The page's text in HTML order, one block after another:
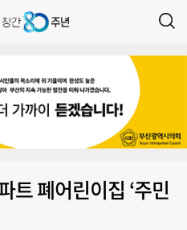
트 폐어린이집 ‘주민